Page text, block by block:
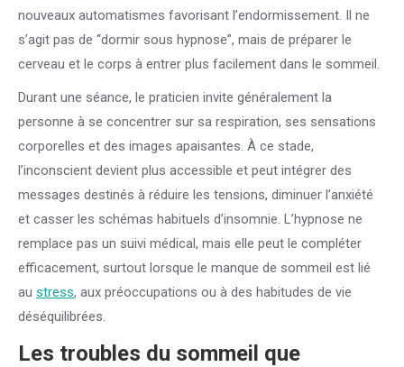
nouveaux automatismes favorisant l’endormissement. Il ne
s’agit pas de “dormir sous hypnose”, mais de préparer le
cerveau et le corps à entrer plus facilement dans le sommeil.
Durant une séance, le praticien invite généralement la
personne à se concentrer sur sa respiration, ses sensations
corporelles et des images apaisantes. À ce stade,
l’inconscient devient plus accessible et peut intégrer des
messages destinés à réduire les tensions, diminuer l’anxiété
et casser les schémas habituels d’insomnie. L’hypnose ne
remplace pas un suivi médical, mais elle peut le compléter
efficacement, surtout lorsque le manque de sommeil est lié
au stress, aux préoccupations ou à des habitudes de vie
déséquilibrées.
Les troubles du sommeil que